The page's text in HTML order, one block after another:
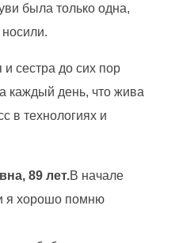
была только одна,
сестра до сих пор
каждый день, что жива
в технологиях и
89 лет.В начале
я хорошо помню